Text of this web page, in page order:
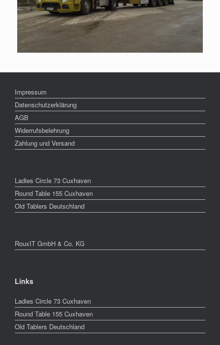
Impressum
Datenschutzerklärung
AGB
Widerrufsbelehrung
Zahlung und Versand
Ladies Circle 73 Cuxhaven
Round Table 155 Cuxhaven
Old Tablers Deutschland
RouxIT GmbH & Co. KG
Links
Ladies Circle 73 Cuxhaven
Round Table 155 Cuxhaven
Old Tablers Deutschland